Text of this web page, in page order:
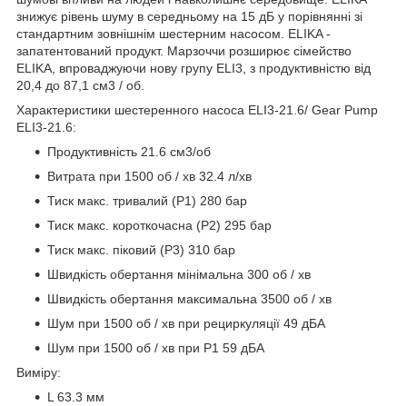
знижує рівень шуму в середньому на 15 дБ у порівнянні зі
стандартним зовнішнім шестерним насосом. ELIKA -
запатентований продукт. Марзоччи розширює сімейство
ELIKA, впроваджуючи нову групу ELI3, з продуктивністю від
20,4 до 87,1 см3 / об.
Характеристики шестеренного насоса ELI3-21.6/ Gear Pump
ELI3-21.6:
Продуктивність 21.6 см3/об
Витрата при 1500 об / хв 32.4 л/хв
Тиск макс. тривалий (Р1) 280 бар
Тиск макс. короткочасна (Р2) 295 бар
Тиск макс. піковий (Р3) 310 бар
Швидкість обертання мінімальна 300 об / хв
Швидкість обертання максимальна 3500 об / хв
Шум при 1500 об / хв при рециркуляції 49 дБА
Шум при 1500 об / хв при P1 59 дБА
Виміру:
L 63.3 мм